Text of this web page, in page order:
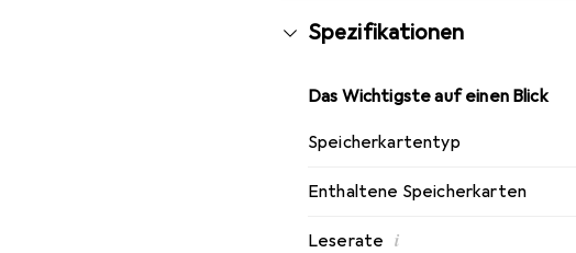
Spezifikationen
Das Wichtigste auf einen Blick
Speicherkartentyp
Enthaltene Speicherkarten
Leserate i